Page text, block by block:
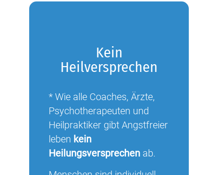
Kein
Heilversprechen
* Wie alle Coaches, Ärzte,
Psychotherapeuten und
Heilpraktiker gibt Angstfreier
leben kein
Heilungsversprechen ab.